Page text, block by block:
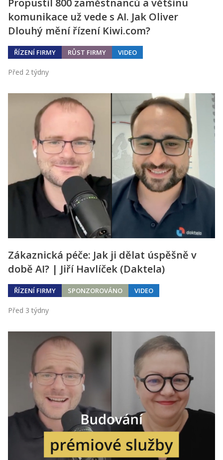
komunikace už vede s AI. Jak Oliver
Dlouhý mění řízení Kiwi.com?
ŘÍZENÍ FIRMY RŮST FIRMY VIDEO
Před 2 týdny
Zákaznická péče: Jak ji dělat úspěšně v
době AI? | Jiří Havlíček (Daktela)
ŘÍZENÍ FIRMY SPONZOROVÁNO VIDEO
Před 3 týdny